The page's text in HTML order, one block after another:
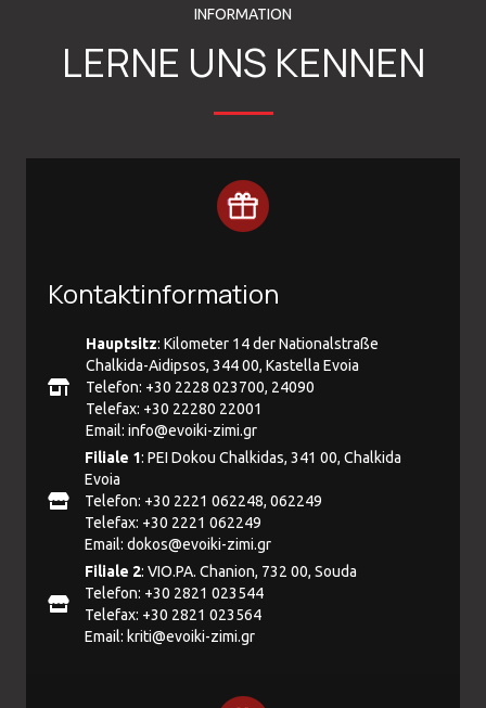
INFORMATION
LERNE UNS KENNEN
Kontaktinformation
Hauptsitz: Kilometer 14 der Nationalstraße
Chalkida-Aidipsos, 344 00, Kastella Evoia
Telefon: +30 2228 023700, 24090
Telefax: +30 22280 22001
Email: info@evoiki-zimi.gr
Filiale 1: PEI Dokou Chalkidas, 341 00, Chalkida
Evoia
Telefon: +30 2221 062248, 062249
Telefax: +30 2221 062249
Email: dokos@evoiki-zimi.gr
Filiale 2: VIO.PA. Chanion, 732 00, Souda
Telefon: +30 2821 023544
Telefax: +30 2821 023564
Email: kriti@evoiki-zimi.gr